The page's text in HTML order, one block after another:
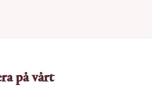
på vårt